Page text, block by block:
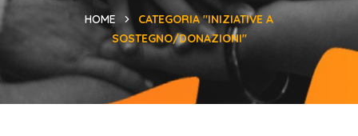
HOME
CATEGORIA "INIZIATIVE A
SOSTEGNO/DONAZIONI"